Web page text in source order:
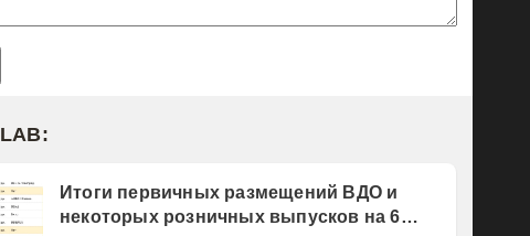
Итоги первичных размещений ВДО и
некоторых розничных выпусков на 6